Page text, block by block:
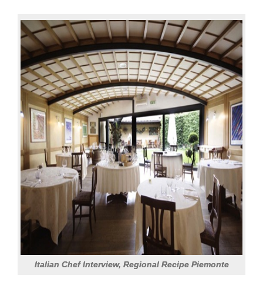
Italian Chef Interview, Regional Recipe Piemonte